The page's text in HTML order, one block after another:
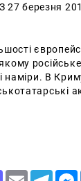
27 березня
російське
наміри. В
Mastodon
Email